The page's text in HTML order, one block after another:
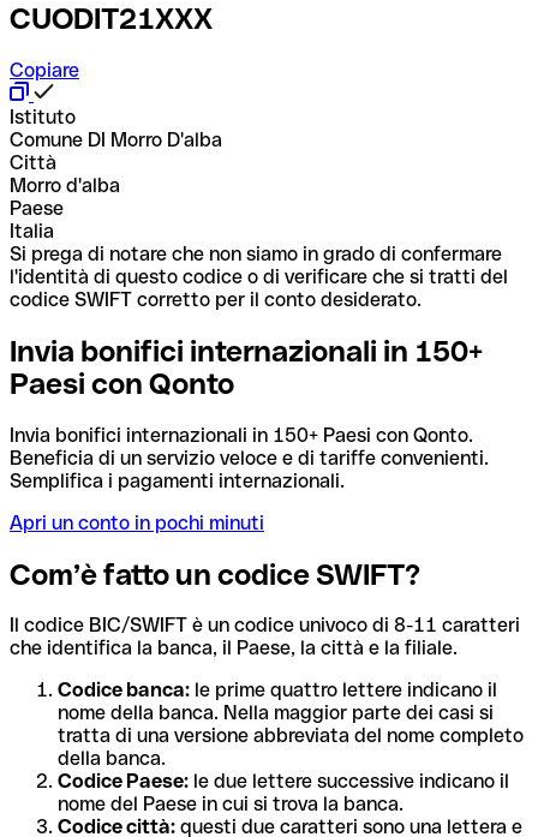
CUODIT21XXX
Copiare
Istituto
Comune DI Morro D'alba
Città
Morro d'alba
Paese
Italia
Si prega di notare che non siamo in grado di confermare
l'identità di questo codice o di verificare che si tratti del
codice SWIFT corretto per il conto desiderato.
Invia bonifici internazionali in 150+
Paesi con Qonto
Invia bonifici internazionali in 150+ Paesi con Qonto.
Beneficia di un servizio veloce e di tariffe convenienti.
Semplifica i pagamenti internazionali.
Apri un conto in pochi minuti
Com’è fatto un codice SWIFT?
Il codice BIC/SWIFT è un codice univoco di 8-11 caratteri
che identifica la banca, il Paese, la città e la filiale.
Codice banca: le prime quattro lettere indicano il
nome della banca. Nella maggior parte dei casi si
tratta di una versione abbreviata del nome completo
della banca.
Codice Paese: le due lettere successive indicano il
nome del Paese in cui si trova la banca.
Codice città: questi due caratteri sono una lettera e